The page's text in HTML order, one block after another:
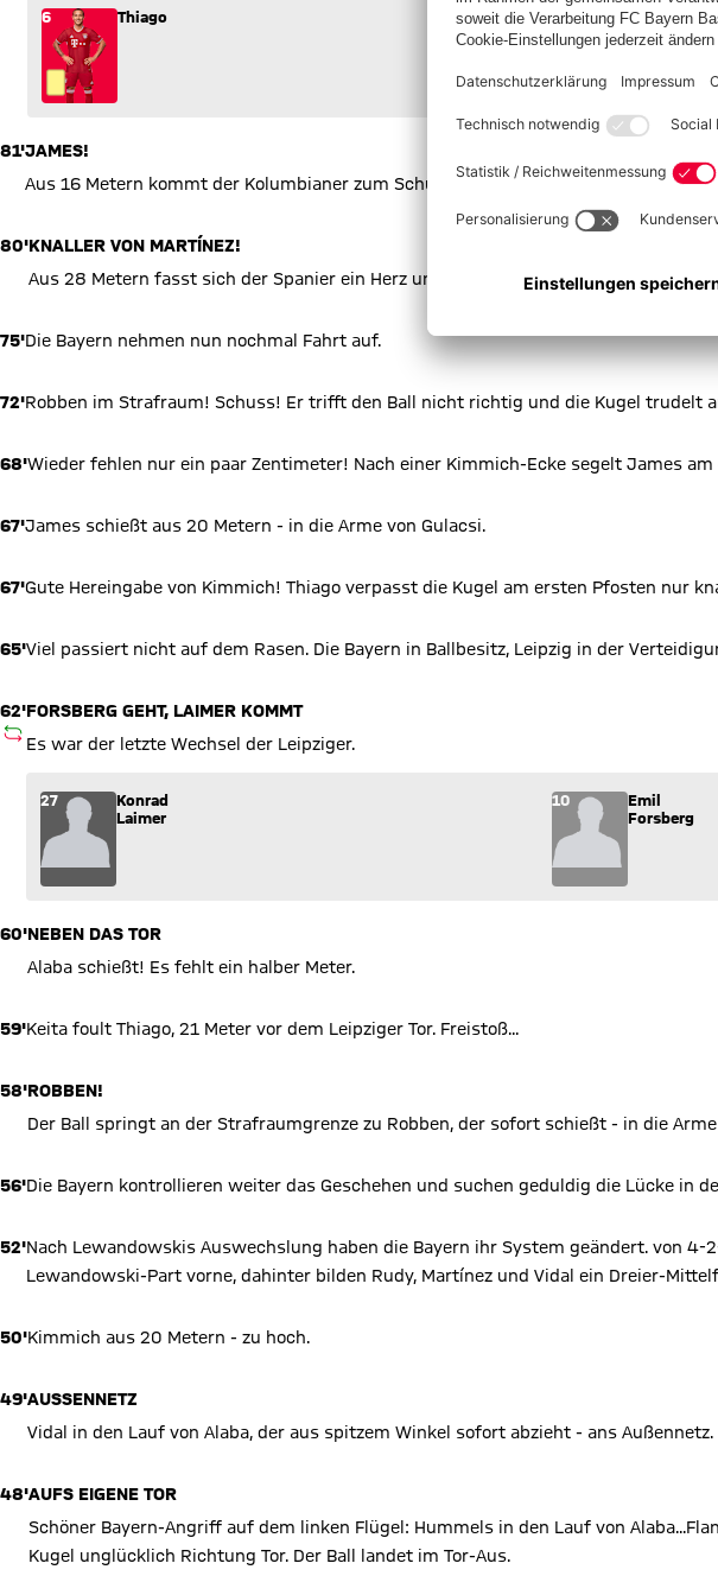
6 Thiago
81'JAMES!
Aus 16 Metern kommt der Kolumbianer zum Schuss! Leider zu hoch.
80'KNALLER VON MARTÍNEZ!
Aus 28 Metern fasst sich der Spanier ein Herz und schießt...am Tor vorbei.
75'Die Bayern nehmen nun nochmal Fahrt auf.
72'Robben im Strafraum! Schuss! Er trifft den Ball nicht richtig und die Kugel trudelt
68'Wieder fehlen nur ein paar Zentimeter! Nach einer Kimmich-Ecke segelt James
67'James schießt aus 20 Metern - in die Arme von Gulacsi.
67'Gute Hereingabe von Kimmich! Thiago verpasst die Kugel am ersten Pfosten nur
65'Viel passiert nicht auf dem Rasen. Die Bayern in Ballbesitz, Leipzig in der
62'
AUSWECHSLUNG
FORSBERG GEHT, LAIMER KOMMT
Es war der letzte Wechsel der Leipziger.
Wechsel: Konrad Laimer (27) kommt für Emil Forsberg (10) ins Spiel.
27
Konrad
Laimer
10
Emil
Forsberg
60'NEBEN DAS TOR
Alaba schießt! Es fehlt ein halber Meter.
59'Keita foult Thiago, 21 Meter vor dem Leipziger Tor. Freistoß...
58'ROBBEN!
Der Ball springt an der Strafraumgrenze zu Robben, der sofort schießt - in die
56'Die Bayern kontrollieren weiter das Geschehen und suchen geduldig die Lücke in
52'Nach Lewandowskis Auswechslung haben die Bayern ihr System geändert. von 4-
Lewandowski-Part vorne, dahinter bilden Rudy, Martínez und Vidal ein Dreier-
50'Kimmich aus 20 Metern - zu hoch.
49'AUSSENNETZ
Vidal in den Lauf von Alaba, der aus spitzem Winkel sofort abzieht - ans Außennetz.
48'AUFS EIGENE TOR
Schöner Bayern-Angriff auf dem linken Flügel: Hummels in den Lauf von
Kugel unglücklich Richtung Tor. Der Ball landet im Tor-Aus.